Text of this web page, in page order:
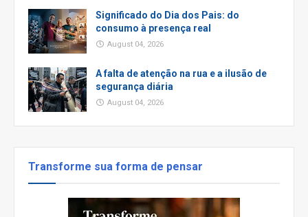
Significado do Dia dos Pais: do
consumo à presença real
August 04, 2026
A falta de atenção na rua e a ilusão de
segurança diária
August 04, 2026
Transforme sua forma de pensar